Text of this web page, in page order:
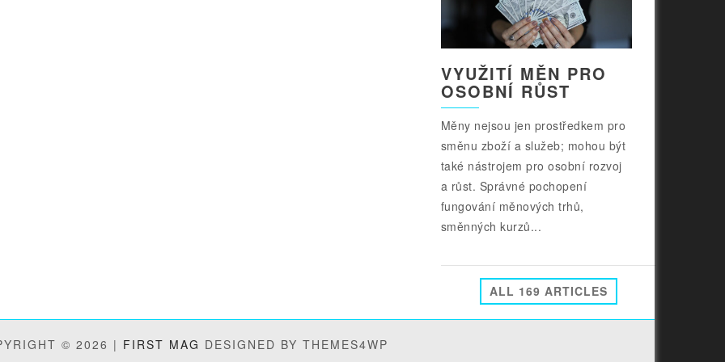
VYUŽITÍ MĚN PRO
OSOBNÍ RŮST
Měny nejsou jen prostředkem pro
směnu zboží a služeb; mohou být
také nástrojem pro osobní rozvoj
a růst. Správné pochopení
fungování měnových trhů,
směnných kurzů...
ALL 169 ARTICLES
© 2026 | FIRST MAG DESIGNED BY THEMES4WP